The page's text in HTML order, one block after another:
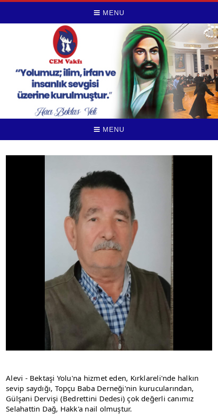
MENU
MENU
Alevi - Bektaşi Yolu'na hizmet eden, Kırklareli'nde halkın
sevip saydığı, Topçu Baba Derneği'nin kurucularından,
Gülşani Dervişi (Bedrettini Dedesi) çok değerli canımız
Selahattin Dağ, Hakk'a nail olmuştur.